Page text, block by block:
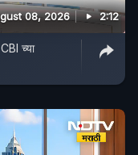
08, 2026 2:12
च्या